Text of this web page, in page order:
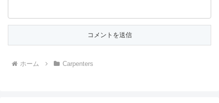
ホーム Carpenters